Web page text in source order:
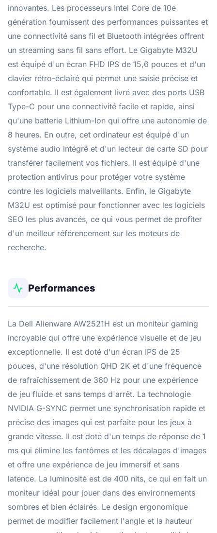
innovantes. Les processeurs Intel Core de 10e
génération fournissent des performances puissantes et
une connectivité sans fil et Bluetooth intégrées offrent
un streaming sans fil sans effort. Le Gigabyte M32U
est équipé d'un écran FHD IPS de 15,6 pouces et d'un
clavier rétro-éclairé qui permet une saisie précise et
confortable. Il est également livré avec des ports USB
Type-C pour une connectivité facile et rapide, ainsi
qu'une batterie Lithium-Ion qui offre une autonomie de
8 heures. En outre, cet ordinateur est équipé d'un
système audio intégré et d'un lecteur de carte SD pour
transférer facilement vos fichiers. Il est équipé d'une
protection antivirus pour protéger votre système
contre les logiciels malveillants. Enfin, le Gigabyte
M32U est optimisé pour fonctionner avec les logiciels
SEO les plus avancés, ce qui vous permet de profiter
d'un meilleur référencement sur les moteurs de
recherche.
Performances
La Dell Alienware AW2521H est un moniteur gaming
incroyable qui offre une expérience visuelle et de jeu
exceptionnelle. Il est doté d'un écran IPS de 25
pouces, d'une résolution QHD 2K et d'une fréquence
de rafraîchissement de 360 Hz pour une expérience
de jeu fluide et sans temps d'arrêt. La technologie
NVIDIA G-SYNC permet une synchronisation rapide et
précise des images qui est parfaite pour les jeux à
grande vitesse. Il est doté d'un temps de réponse de 1
ms qui élimine les fantômes et les décalages d'images
et offre une expérience de jeu immersif et sans
latence. La luminosité est de 400 nits, ce qui en fait un
moniteur idéal pour jouer dans des environnements
sombres et bien éclairés. Le design ergonomique
permet de modifier facilement l'angle et la hauteur